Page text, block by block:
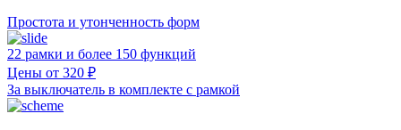
Простота и утонченность форм
22 рамки и более 150 функций
Цены от 320 ₽
За выключатель в комплекте с рамкой